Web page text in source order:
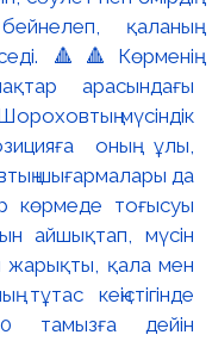
қаланың
🔺🔺Көрменің
арасындағы
мүсіндік
оның ұлы,
шығармалары да
көрмеде тоғысуы
айшықтап, мүсін
жарықты, қала мен
кеңістігінде
тамызға дейін